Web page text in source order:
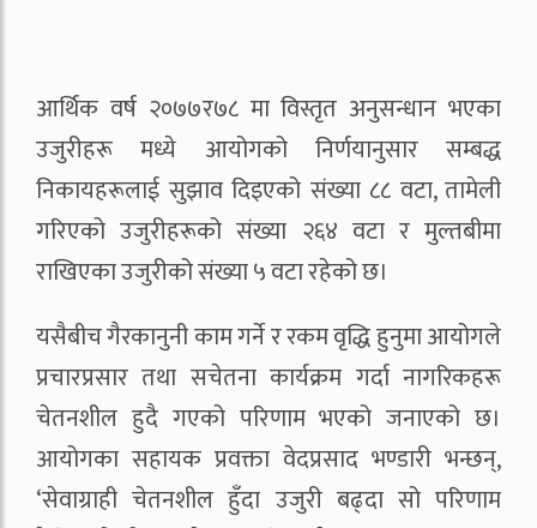
आर्थिक वर्ष २०७७र७८ मा विस्तृत अनुसन्धान भएका
उजुरीहरू मध्ये आयोगको निर्णयानुसार सम्बद्ध
निकायहरूलाई सुझाव दिइएको संख्या ८८ वटा, तामेली
गरिएको उजुरीहरूको संख्या २६४ वटा र मुल्तबीमा
राखिएका उजुरीको संख्या ५ वटा रहेको छ।
यसैबीच गैरकानुनी काम गर्ने र रकम वृद्धि हुनुमा आयोगले
प्रचारप्रसार तथा सचेतना कार्यक्रम गर्दा नागरिकहरू
चेतनशील हुदै गएको परिणाम भएको जनाएको छ।
आयोगका सहायक प्रवक्ता वेदप्रसाद भण्डारी भन्छन्,
‘सेवाग्राही चेतनशील हुँदा उजुरी बढ्दा सो परिणाम